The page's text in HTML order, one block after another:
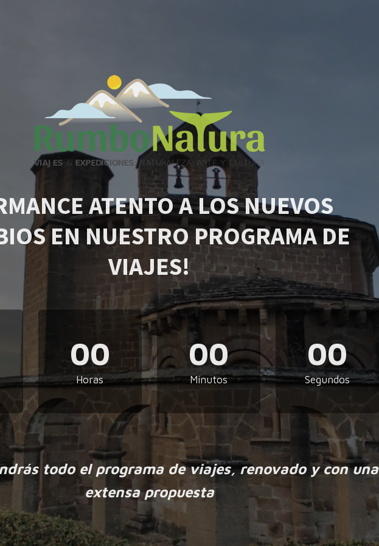
ATENTO A LOS NUEVOS
EN NUESTRO PROGRAMA DE
VIAJES!
00
Horas
00
Minutos
00
Segundos
todo el programa de viajes, renovado y con una
extensa propuesta